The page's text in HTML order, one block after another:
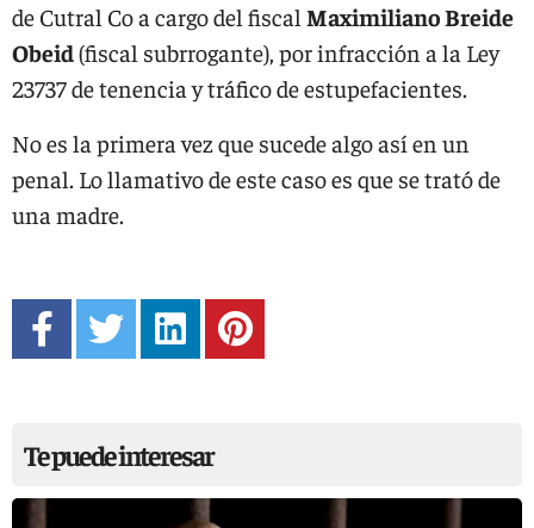
de Cutral Co a cargo del fiscal Maximiliano Breide
Obeid(fiscal subrrogante), por infracción a la Ley
23737 de tenencia y tráfico de estupefacientes.
No es la primera vez que sucede algo así en un
penal. Lo llamativo de este caso es que se trató de
una madre.
Te puede interesar